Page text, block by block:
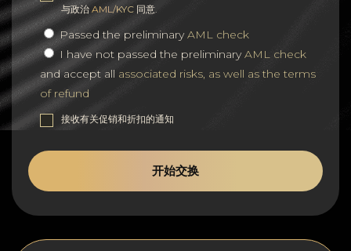
与政治 AML/KYC 同意.
Passed the preliminaryAML check
I have not passed the preliminaryAML check
and accept all associated risks, as well as the terms
of refund
接收有关促销和折扣的通知
开始交换